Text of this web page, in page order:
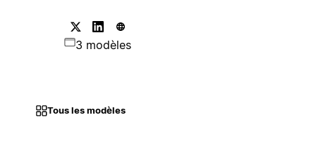
3 modèles
Tous les modèles